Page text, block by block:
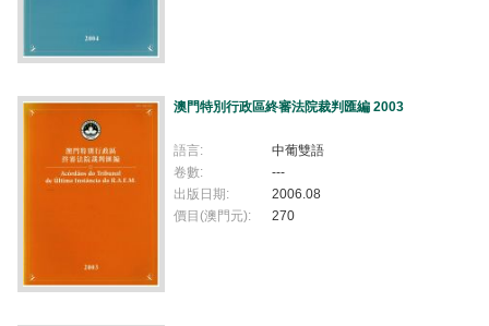
澳門特別行政區終審法院裁判匯編 2003
語言:
中葡雙語
卷數:
---
出版日期:
2006.08
價目(澳門元):
270